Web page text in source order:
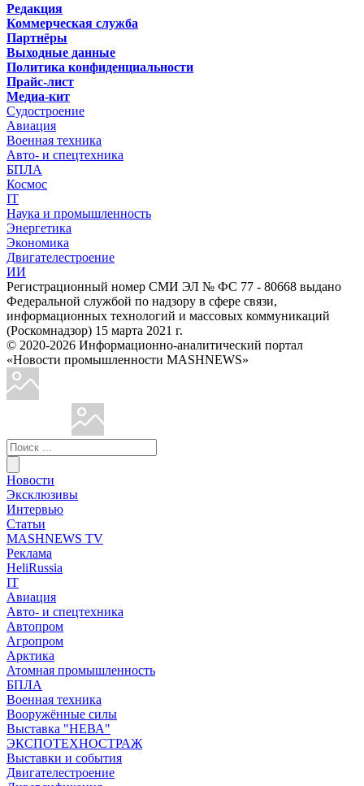
Редакция
Коммерческая служба
Партнёры
Выходные данные
Политика конфиденциальности
Прайс-лист
Медиа-кит
Судостроение
Авиация
Военная техника
Авто- и спецтехника
БПЛА
Космос
IT
Наука и промышленность
Энергетика
Экономика
Двигателестроение
ИИ
Регистрационный номер СМИ ЭЛ № ФС 77 - 80668 выдано
Федеральной службой по надзору в сфере связи,
информационных технологий и массовых коммуникаций
(Роскомнадзор) 15 марта 2021 г.
© 2020-2026 Информационно-аналитический портал
«Новости промышленности MASHNEWS»
Новости
Эксклюзивы
Интервью
Статьи
MASHNEWS TV
Реклама
HeliRussia
IT
Авиация
Авто- и спецтехника
Автопром
Агропром
Арктика
Атомная промышленность
БПЛА
Военная техника
Вооружённые силы
Выставка "НЕВА"
ЭКСПОТЕХНОСТРАЖ
Выставки и события
Двигателестроение